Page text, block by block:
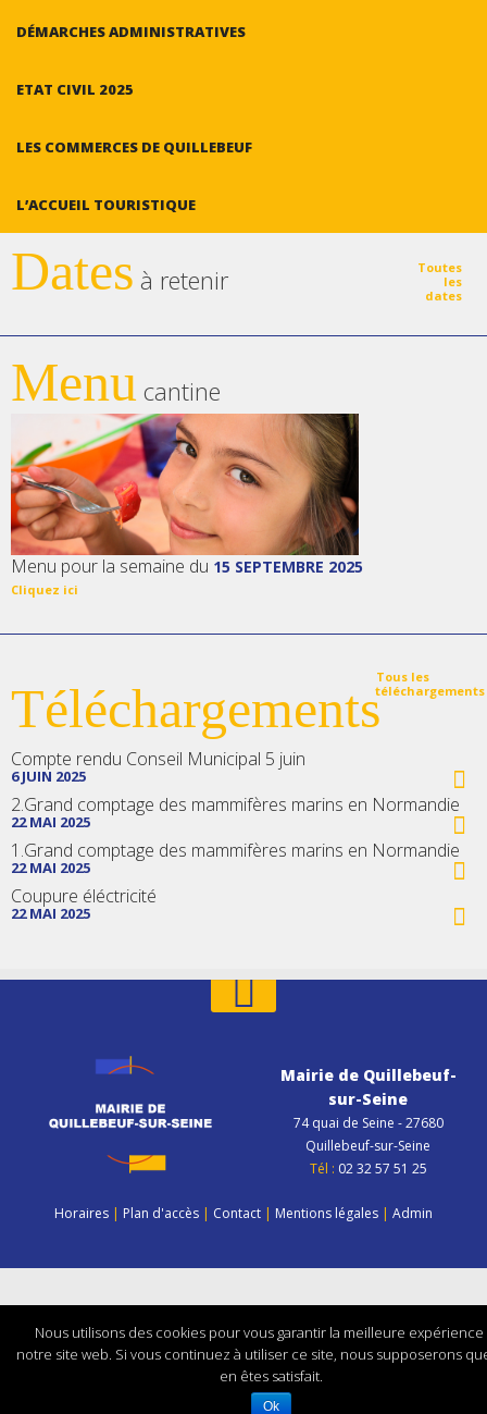
DÉMARCHES ADMINISTRATIVES
ETAT CIVIL 2025
LES COMMERCES DE QUILLEBEUF
L’ACCUEIL TOURISTIQUE
Toutes
les
dates
Dates à retenir
Menu cantine
Menu pour la semaine du 15 SEPTEMBRE 2025
Cliquez ici
Tous les
téléchargements
Téléchargements
Compte rendu Conseil Municipal 5 juin
6 JUIN 2025
2.Grand comptage des mammifères marins en Normandie
22 MAI 2025
1.Grand comptage des mammifères marins en Normandie
22 MAI 2025
Coupure éléctricité
22 MAI 2025
Mairie de Quillebeuf-
sur-Seine
74 quai de Seine - 27680
Quillebeuf-sur-Seine
Tél : 02 32 57 51 25
Horaires | Plan d'accès | Contact | Mentions légales | Admin
Nous utilisons des cookies pour vous garantir la meilleure expérience
notre site web. Si vous continuez à utiliser ce site, nous supposerons
en êtes satisfait.
Ok